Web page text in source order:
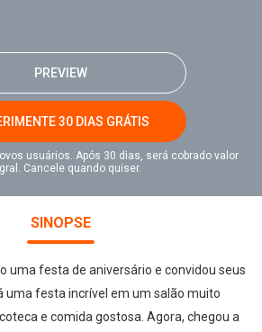
PREVIEW
30 DIAS GRÁTIS
usuários. Após 30 dias, será cobrado valor
Cancele quando quiser.
SINOPSE
uma festa de aniversário e convidou seus
uma festa incrível em um salão muito
e comida gostosa. Agora, chegou a